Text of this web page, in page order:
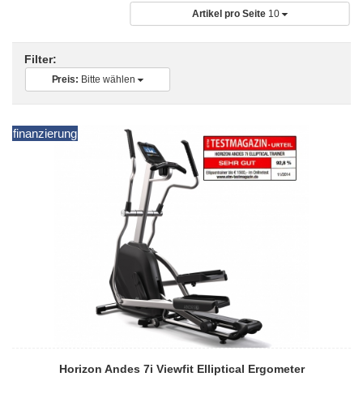
Artikel pro Seite 10
Filter:
Preis: Bitte wählen
finanzierung
Horizon Andes 7i Viewfit Elliptical Ergometer